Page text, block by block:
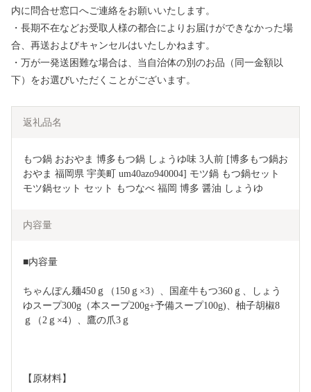
内に問合せ窓口へご連絡をお願いいたします。
・長期不在などお受取人様の都合によりお届けができなかった場
合、再送およびキャンセルはいたしかねます。
・万が一発送困難な場合は、当自治体の別のお品（同一金額以
下）をお選びいただくことがございます。
返礼品名
もつ鍋 おおやま 博多もつ鍋 しょうゆ味 3人前 [博多もつ鍋お
おやま 福岡県 宇美町 um40azo940004] モツ鍋 もつ鍋セット
モツ鍋セット セット もつなべ 福岡 博多 醤油 しょうゆ
内容量
■内容量
ちゃんぽん麺450ｇ（150ｇ×3）、国産牛もつ360ｇ、しょう
ゆスープ300g（本スープ200g+予備スープ100g)、柚子胡椒8
ｇ（2ｇ×4）、鷹の爪3ｇ
【原材料】